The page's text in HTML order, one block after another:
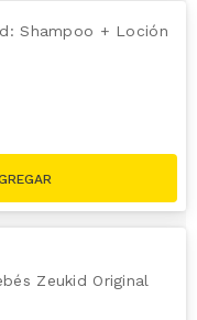
Shampoo + Loción
Zeukid Original